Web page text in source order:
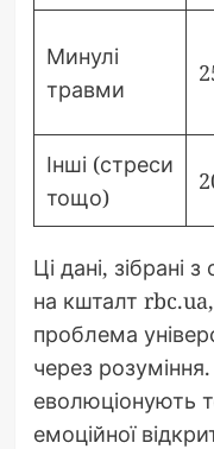
Минулі
травми
Інші (стреси
тощо)
Ці дані, зібрані
на кшталт
проблема
через
еволюціонують
емоційної